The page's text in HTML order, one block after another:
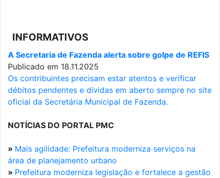
INFORMATIVOS
A Secretaria de Fazenda alerta sobre golpe de REFIS
Publicado em 18.11.2025
Os contribuintes precisam estar atentos e verificar
débitos pendentes e dívidas em aberto sempre no site
oficial da Secretária Municipal de Fazenda.
NOTÍCIAS DO PORTAL PMC
» Mais agilidade: Prefeitura moderniza serviços na
área de planejamento urbano
» Prefeitura moderniza legislação e fortalece a gestão